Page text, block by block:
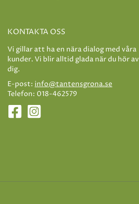
KONTAKTA OSS
Vi gillar att ha en nära dialog med våra
kunder. Vi blir alltid glada när du hör av
dig.
E-post: info@tantensgrona.se
Telefon: 018-462579